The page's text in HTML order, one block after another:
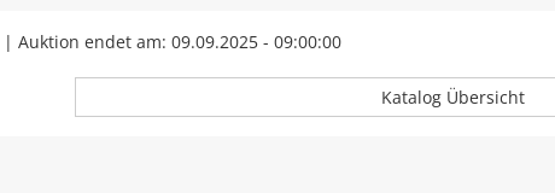
| Auktion endet am: 09.09.2025 - 09:00:00
Katalog Übersicht